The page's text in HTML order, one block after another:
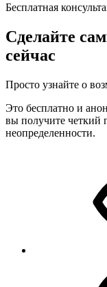
Бесплатная
Сделайте
сейчас
Просто узнайте о
Это бесплатно и
вы получите четкий
неопределенности.